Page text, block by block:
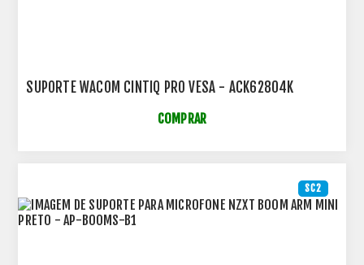
SUPORTE WACOM CINTIQ PRO VESA - ACK62804K
COMPRAR
SC2